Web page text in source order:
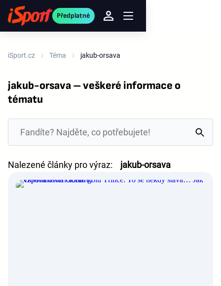
Předplatné
iSport.cz Téma jakub-orsava
jakub-orsava – veškeré informace o
tématu
Nalezené články pro výraz: jakub-orsava